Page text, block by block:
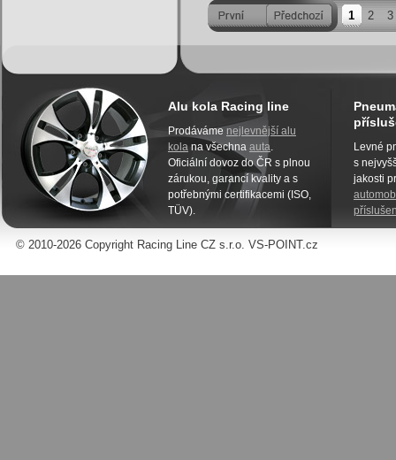
1 2 3
Alu kola Racing line
Prodáváme nejlevnější alu
kola na všechna auta.
Oficiální dovoz do ČR s plnou
zárukou, garancí kvality a s
potřebnými certifikacemi (ISO,
TÜV).
Levné
s
jakosti
© 2010-2026 Copyright Racing Line CZ s.r.o. VS-POINT.cz